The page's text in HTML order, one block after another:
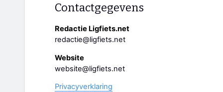
Contactgegevens
Redactie Ligfiets.net
redactie@ligfiets.net
Website
website@ligfiets.net
Privacyverklaring